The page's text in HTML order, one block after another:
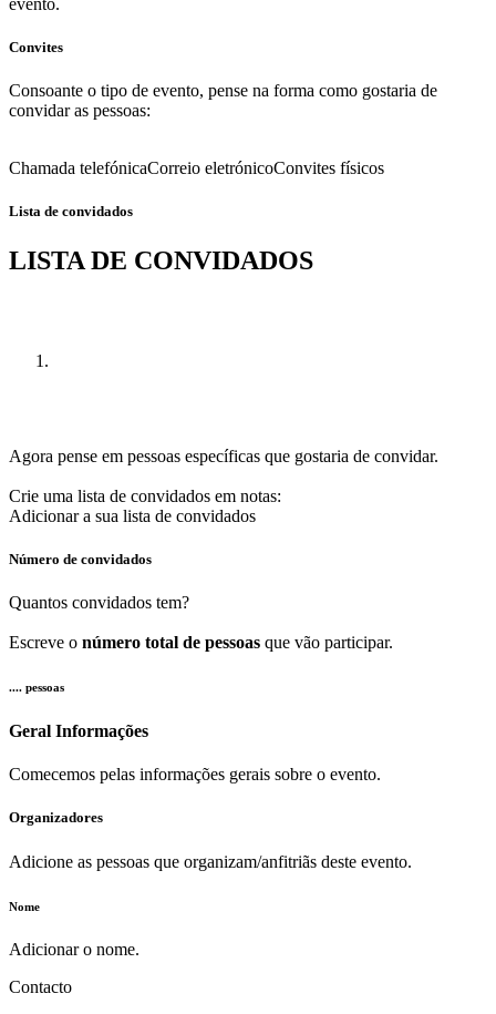
evento.
Convites
Consoante o tipo de evento, pense na forma como gostaria de
convidar as pessoas:
Chamada telefónicaCorreio eletrónicoConvites físicos
Lista de convidados
LISTA DE CONVIDADOS
Agora pense em pessoas específicas que gostaria de convidar.
Crie uma lista de convidados em notas:
Adicionar a sua lista de convidados
Número de convidados
Quantos convidados tem?
Escreve o número total de pessoas que vão participar.
.... pessoas
Geral Informações
Comecemos pelas informações gerais sobre o evento.
Organizadores
Adicione as pessoas que organizam/anfitriãs deste evento.
Nome
Adicionar o nome.
Contacto